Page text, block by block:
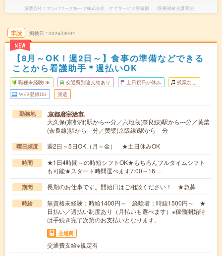
派遣会社 マンパワーグループ株式会社 ケアサービス事業部 （医療福祉介護関連）
未読
NEW
掲載日 2026/08/04
【8月～OK！週2日～】食事の準備などできる
ことから看護助手＊週払いOK
職種未経験OK 交通費別途支給あり 土日祝日が休み 残業なし
WEB登録OK 派遣
勤務地 京都府宇治市
大久保(京都府)駅から---分／六地蔵(奈良線)駅から---分／黄檗
(奈良線)駅から---分／黄檗(京阪線)駅から---分
曜日頻度 週2日～5日OK（月～金） ★土日休みOK
時間
★1日4時間～の時短シフトOK★もちろんフルタイムシフト
も可能★スタート時間選べます7:00～16:…
期間 長期のお仕事です。開始日はご相談ください！ ★急募
時給
無資格未経験：時給1400円～ 経験者：時給1500円～ ★
日払い／週払い制度あり（月払いも選べます）※稼働開始時
は手続き完了次第のお支払いとなります。
交通費
交通費支給※規定有